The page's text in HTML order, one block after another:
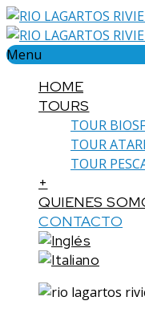
Menu
HOME
TOURS
TOUR
TOUR
TOUR
+
QUIENES
CONTACTO